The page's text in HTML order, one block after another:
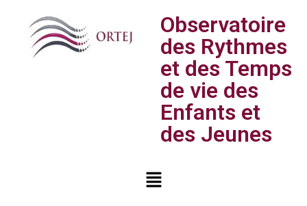
Observatoire
des Rythmes
et des Temps
de vie des
Enfants et
des Jeunes